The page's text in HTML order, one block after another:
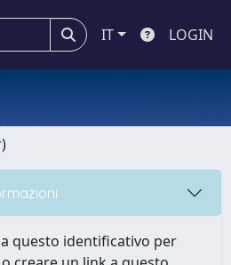
IT LOGIN
questo identificativo per